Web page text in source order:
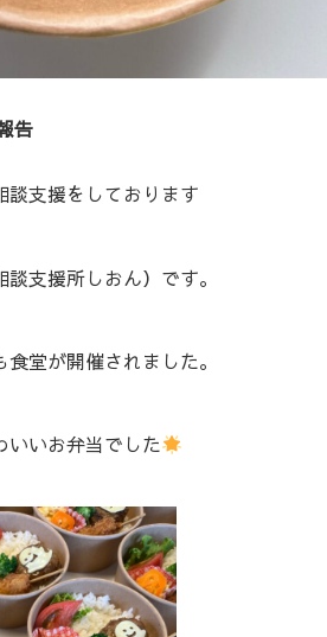
告
談支援をしております
支援所しおん）です。
堂が開催されました。
いいお弁当でした